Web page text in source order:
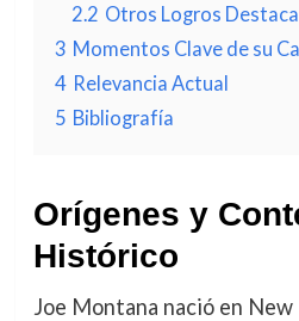
2.2 Otros Logros
3 Momentos Clave de su
4 Relevancia Actual
5 Bibliografía
Orígenes y
Histórico
Joe Montana nació en New